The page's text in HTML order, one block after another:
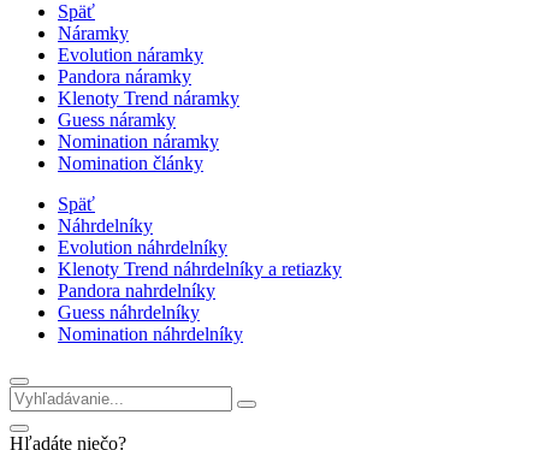
Späť
Náramky
Evolution náramky
Pandora náramky
Klenoty Trend náramky
Guess náramky
Nomination náramky
Nomination články
Späť
Náhrdelníky
Evolution náhrdelníky
Klenoty Trend náhrdelníky a retiazky
Pandora nahrdelníky
Guess náhrdelníky
Nomination náhrdelníky
Hľadáte niečo?